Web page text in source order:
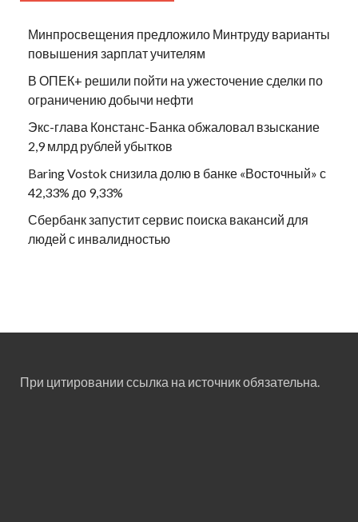
Минпросвещения предложило Минтруду варианты
повышения зарплат учителям
В ОПЕК+ решили пойти на ужесточение сделки по
ограничению добычи нефти
Экс-глава Констанс-Банка обжаловал взыскание
2,9 млрд рублей убытков
Baring Vostok снизила долю в банке «Восточный» с
42,33% до 9,33%
Сбербанк запустит сервис поиска вакансий для
людей с инвалидностью
При цитировании ссылка на источник обязательна.